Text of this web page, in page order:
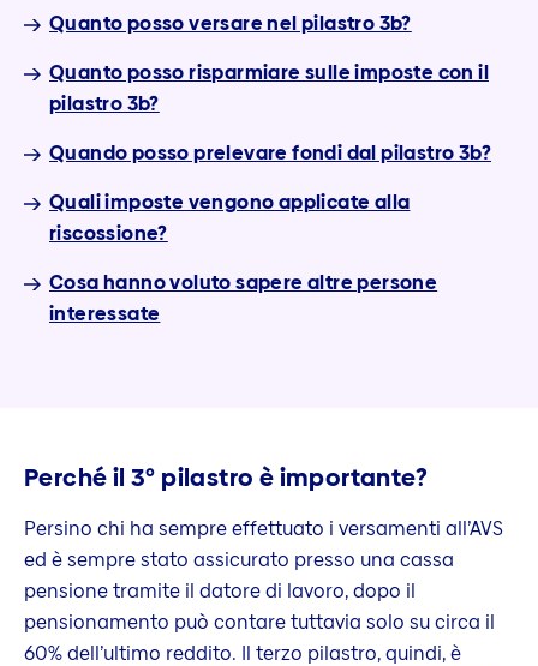
Quanto posso versare nel pilastro 3b?
Quanto posso risparmiare sulle imposte con il
pilastro 3b?
Quando posso prelevare fondi dal pilastro 3b?
Quali imposte vengono applicate alla
riscossione?
Cosa hanno voluto sapere altre persone
interessate
Perché il 3° pilastro è importante?
Persino chi ha sempre effettuato i versamenti all’AVS
ed è sempre stato assicurato presso una cassa
pensione tramite il datore di lavoro, dopo il
pensionamento può contare tuttavia solo su circa il
60% dell’ultimo reddito. Il terzo pilastro, quindi, è